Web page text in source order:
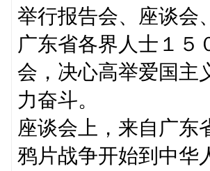
举行报告会、座谈会
广东省各界人士１５
会，决心高举爱国主
力奋斗。
座谈会上，来自广东
鸦片战争开始到中华